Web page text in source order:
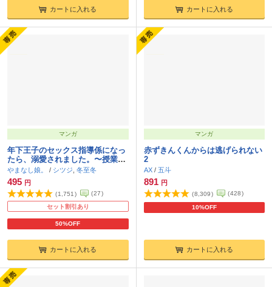
カートに入れる カートに入れる
マンガ
年下王子のセックス指導係になっ
たら、溺愛されました。〜授業か
ら始まる本気交尾〜
やまなし娘。 / シツジ 冬至冬
495 円
50%OFF
(1,751 ) (27)
セット割引あり
カートに入れる
マンガ
赤ずきんくんからは逃げられない
2
AX / 五斗
891 円
10%OFF
(8,309) (428)
カートに入れる